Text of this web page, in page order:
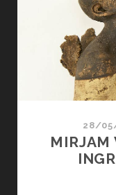
Posts
28/
MIRJAM